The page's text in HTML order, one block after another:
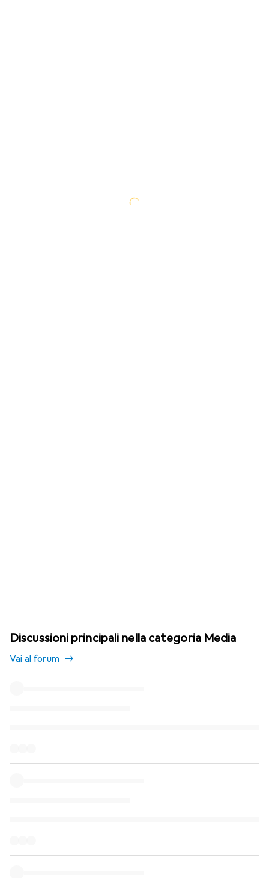
Discussioni principali nella categoria Media
Vai al forum